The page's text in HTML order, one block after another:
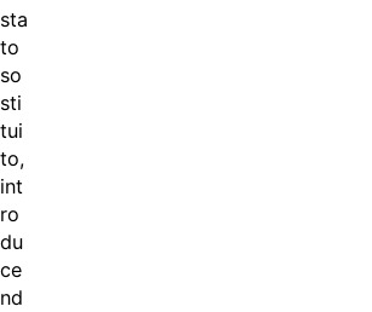
sta
to
so
sti
tui
to,
int
ro
du
ce
nd